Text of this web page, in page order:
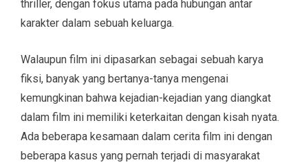
thriller, dengan fokus utama pada hubungan antar
karakter dalam sebuah keluarga.
Walaupun film ini dipasarkan sebagai sebuah karya
fiksi, banyak yang bertanya-tanya mengenai
kemungkinan bahwa kejadian-kejadian yang diangkat
dalam film ini memiliki keterkaitan dengan kisah nyata.
Ada beberapa kesamaan dalam cerita film ini dengan
beberapa kasus yang pernah terjadi di masyarakat